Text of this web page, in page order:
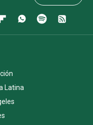
Latina